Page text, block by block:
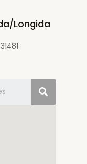
Longida